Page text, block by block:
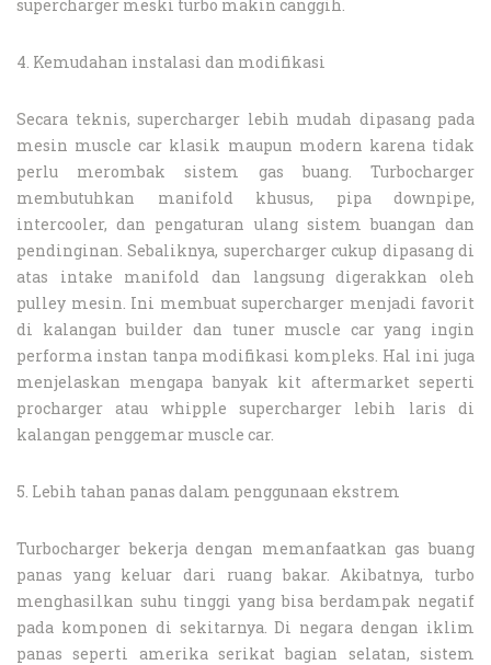
supercharger meski turbo makin canggih.
4. Kemudahan instalasi dan modifikasi
Secara teknis, supercharger lebih mudah dipasang pada
mesin muscle car klasik maupun modern karena tidak
perlu merombak sistem gas buang. Turbocharger
membutuhkan manifold khusus, pipa downpipe,
intercooler, dan pengaturan ulang sistem buangan dan
pendinginan. Sebaliknya, supercharger cukup dipasang di
atas intake manifold dan langsung digerakkan oleh
pulley mesin. Ini membuat supercharger menjadi favorit
di kalangan builder dan tuner muscle car yang ingin
performa instan tanpa modifikasi kompleks. Hal ini juga
menjelaskan mengapa banyak kit aftermarket seperti
procharger atau whipple supercharger lebih laris di
kalangan penggemar muscle car.
5. Lebih tahan panas dalam penggunaan ekstrem
Turbocharger bekerja dengan memanfaatkan gas buang
panas yang keluar dari ruang bakar. Akibatnya, turbo
menghasilkan suhu tinggi yang bisa berdampak negatif
pada komponen di sekitarnya. Di negara dengan iklim
panas seperti amerika serikat bagian selatan, sistem